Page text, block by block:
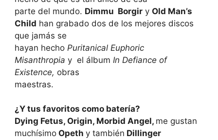
parte del mundo. Dimmu Borgir y Old Man’s
Child han grabado dos de los mejores discos
que jamás se
hayan hecho Puritanical Euphoric
Misanthropia y el álbum In Defiance of
Existence, obras
maestras.
¿Y tus favoritos como batería?
Dying Fetus, Origin, Morbid Angel, me gustan
muchísimo Opeth y también Dillinger